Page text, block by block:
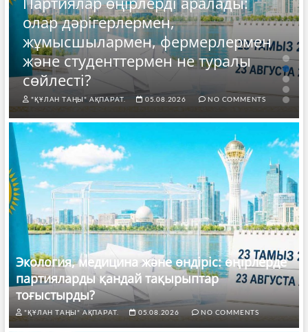
олар дәрігерлермен,
жұмысшылармен, фермерлермен
және студенттермен не туралы
сөйлесті?
"ҚҰЛАН ТАҢЫ" АҚПАРАТ. 05.08.2026 NO COMMENTS
Экология, медицина және өндіріс: өңірлерде
партияларды қандай тақырыптар
тоғыстырды?
"ҚҰЛАН ТАҢЫ" АҚПАРАТ. 05.08.2026 NO COMMENTS